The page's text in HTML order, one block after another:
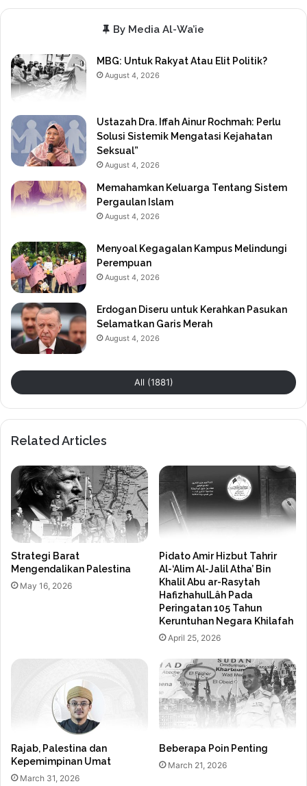
By Media Al-Wa’ie
MBG: Untuk Rakyat Atau Elit Politik?
August 4, 2026
Ustazah Dra. Iffah Ainur Rochmah: Perlu
Solusi Sistemik Mengatasi Kejahatan
Seksual”
August 4, 2026
Memahamkan Keluarga Tentang Sistem
Pergaulan Islam
August 4, 2026
Menyoal Kegagalan Kampus Melindungi
Perempuan
August 4, 2026
Erdogan Diseru untuk Kerahkan Pasukan
Selamatkan Garis Merah
August 4, 2026
All (1881)
Related Articles
Strategi Barat
Mengendalikan Palestina
May 16, 2026
Pidato Amir Hizbut Tahrir
Al-‘Alim Al-Jalil Atha’ Bin
Khalil Abu ar-Rasytah
HafizhahulLâh Pada
Peringatan 105 Tahun
Keruntuhan Negara Khilafah
April 25, 2026
Rajab, Palestina dan
Kepemimpinan Umat
March 31, 2026
Beberapa Poin Penting
March 21, 2026